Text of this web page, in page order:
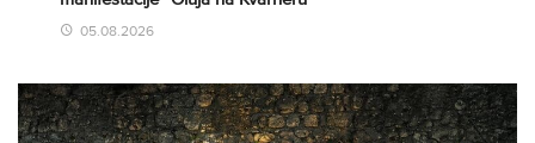
05.08.2026